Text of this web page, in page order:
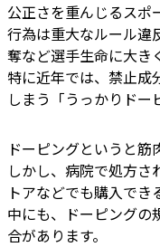
公正さを重んじるスポ
行為は重大なルール違
奪など選手生命に大き
特に近年では、禁止成
しまう「うっかりドー
ドーピングというと筋
しかし、病院で処方さ
トアなどでも購入で
中にも、ドーピングの
合があります。